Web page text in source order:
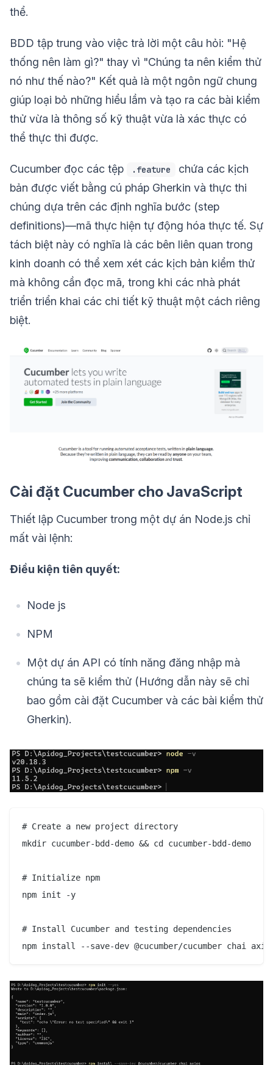
thể.
BDD tập trung vào việc trả lời một câu hỏi: "Hệ
thống nên làm gì?" thay vì "Chúng ta nên kiểm thử
nó như thế nào?" Kết quả là một ngôn ngữ chung
giúp loại bỏ những hiểu lầm và tạo ra các bài kiểm
thử vừa là thông số kỹ thuật vừa là xác thực có
thể thực thi được.
Cucumber đọc các tệp .feature
chứa các kịch
bản được viết bằng cú pháp Gherkin và thực thi
chúng dựa trên các định nghĩa bước (step
definitions)—mã thực hiện tự động hóa thực tế. Sự
tách biệt này có nghĩa là các bên liên quan trong
kinh doanh có thể xem xét các kịch bản kiểm thử
mà không cần đọc mã, trong khi các nhà phát
triển triển khai các chi tiết kỹ thuật một cách riêng
biệt.
Cài đặt Cucumber cho JavaScript
Thiết lập Cucumber trong một dự án Node.js chỉ
mất vài lệnh:
Điều kiện tiên quyết:
Node js
NPM
Một dự án API có tính năng đăng nhập mà
chúng ta sẽ kiểm thử (Hướng dẫn này sẽ chỉ
bao gồm cài đặt Cucumber và các bài kiểm thử
Gherkin).
# Create a new project directory
mkdir cucumber-bdd-demo && cd cucumber-bdd-demo
# Initialize npm
npm init -y
# Install Cucumber and testing dependencies